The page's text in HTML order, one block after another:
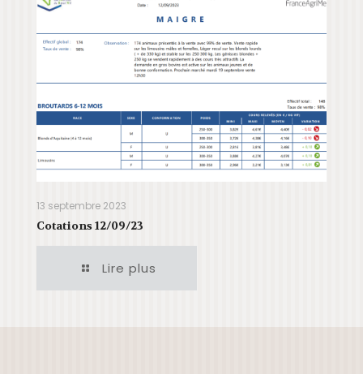
13 septembre 2023
Cotations 12/09/23
Lire plus